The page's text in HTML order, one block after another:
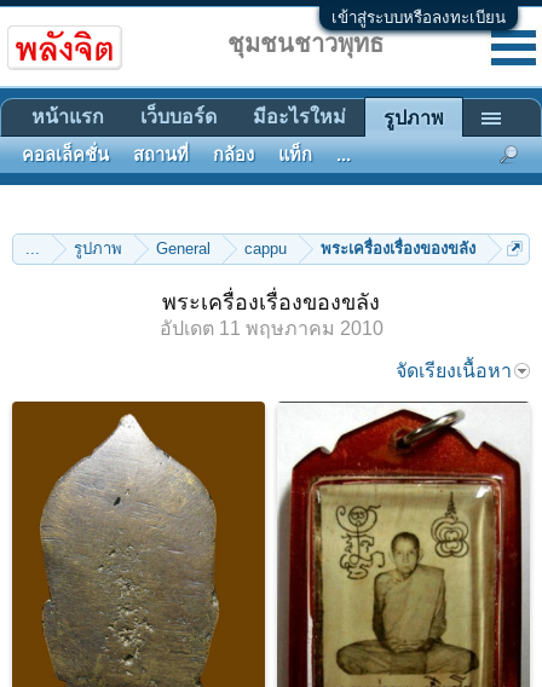
เข้าสู่ระบบหรือลงทะเบียน
... รูปภาพ General cappu พระเครื่องเรื่องของขลัง
พระเครื่องเรื่องของขลัง
อัปเดต 11 พฤษภาคม 2010
จัดเรียงเนื้อหา
ชุมชนชาวพุทธ
หน้าแรก เว็บบอร์ด มีอะไรใหม่ รูปภาพ
คอลเล็คชั่น สถานที่ กล้อง แท็ก ...